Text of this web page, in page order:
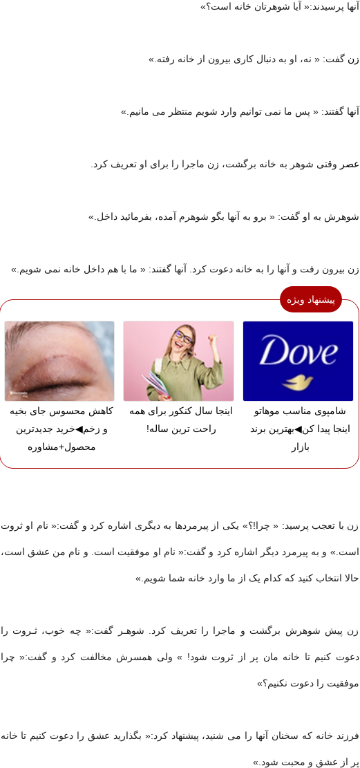
آنها پرسیدند:« آیا شوهرتان خانه است؟»
زن گفت: « نه، او به دنبال کاری بیرون از خانه رفته.»
آنها گفتند: « پس ما نمی توانیم وارد شویم منتظر می مانیم.»
عصر وقتی شوهر به خانه برگشت، زن ماجرا را برای او تعریف کرد.
شوهرش به او گفت: « برو به آنها بگو شوهرم آمده، بفرمائید داخل.»
زن بیرون رفت و آنها را به خانه دعوت کرد. آنها گفتند: « ما با هم داخل خانه نمی شویم.»
پیشنهاد ویژه
شامپوی مناسب موهاتو
اینجا پیدا کن◀بهترین برند
بازار
اینجا سال کنکور برای همه
راحت ترین ساله!
کاهش محسوس جای بخیه
و زخم◀خرید جدیدترین
محصول+مشاوره
زن با تعجب پرسید: « چرا!؟» یکی از پیرمردها به دیگری اشاره کرد و گفت:« نام او ثروت
است.» و به پیرمرد دیگر اشاره کرد و گفت:« نام او موفقیت است. و نام من عشق است،
حالا انتخاب کنید که کدام یک از ما وارد خانه شما شویم.»
زن پیش شوهرش برگشت و ماجرا را تعریف کرد. شوهـر گفت:« چه خوب، ثـروت را
دعوت کنیم تا خانه مان پر از ثروت شود! » ولی همسرش مخالفت کرد و گفت:« چرا
موفقیت را دعوت نکنیم؟»
فرزند خانه که سخنان آنها را می شنید، پیشنهاد کرد:« بگذارید عشق را دعوت کنیم تا خانه
پر از عشق و محبت شود.»